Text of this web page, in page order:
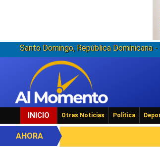
Santo Domingo, República Dominicana
INICIO Otras Noticias Política
AHORA